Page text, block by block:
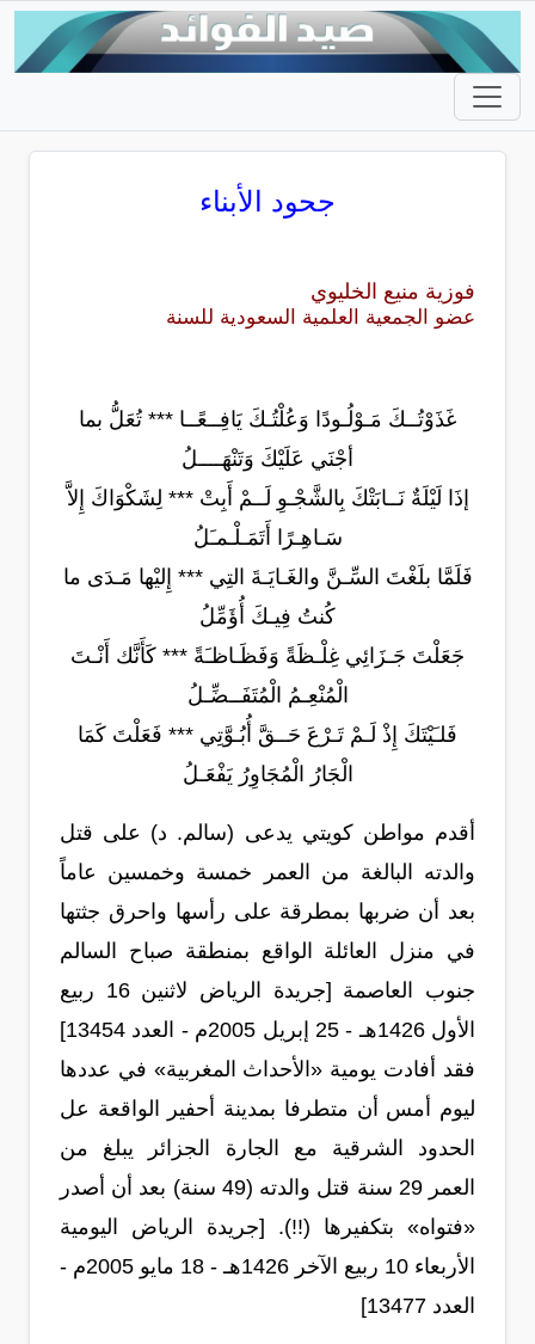
جحود الأبناء
فوزية منيع الخليوي
عضو الجمعية العلمية السعودية للسنة
غَذَوْتُــكَ مَـوْلُـودًا وَعُلْتُـكَ يَافِــعًــا *** تُعَلُّ بما
أجْنَي عَلَيْكَ وَتَنْهَــــلُ
إذَا لَيْلَةٌ نَــابَتْكَ بِالشَّجْـوِ لَــمْ أَبِتْ *** لِشَكْوَاكَ إِلاَّ
سَـاهِـرًا أَتَمَـلْـمـَلُ
فَلَمَّا بلَغْتَ السِّـنَّ والغَـايَـةَ التِي *** إِليْها مَـدَى ما
كُنتُ فِيـكَ أُؤَمِّلُ
جَعَلْتَ جَـزَائِي غِلْـظَةً وَفَظَـاظـَةً *** كَأَنَّك أَنْـتَ
الْمُنْعِـمُ الْمُتَفَــضِّـلُ
فَلـَيْتَكَ إِذْ لَـمْ تَـرْعَ حَــقَّ أُبُـوَّتِي *** فَعَلْتَ كَمَا
الْجَارُ الْمُجَاوِرُ يَفْعَـلُ
أقدم مواطن كويتي يدعى (سالم. د) على قتل
والدته البالغة من العمر خمسة وخمسين عاماً
بعد أن ضربها بمطرقة على رأسها واحرق جثتها
في منزل العائلة الواقع بمنطقة صباح السالم
جنوب العاصمة [جريدة الرياض لاثنين 16 ربيع
الأول 1426هـ - 25 إبريل 2005م - العدد 13454]
فقد أفادت يومية «الأحداث المغربية» في عددها
ليوم أمس أن متطرفا بمدينة أحفير الواقعة عل
الحدود الشرقية مع الجارة الجزائر يبلغ من
العمر 29 سنة قتل والدته (49 سنة) بعد أن أصدر
«فتواه» بتكفيرها (!!). [جريدة الرياض اليومية
الأربعاء 10 ربيع الآخر 1426هـ - 18 مايو 2005م -
العدد 13477]